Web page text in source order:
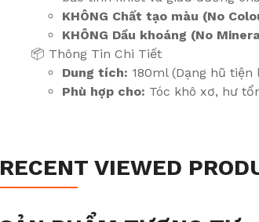
KHÔNG Chất tạo màu (No
KHÔNG Dầu khoáng (No
📦 Thông Tin Chi Tiết
Dung tích: 180ml (Dạng hũ
Phù hợp cho: Tóc khô xơ, hư
RECENT VIEWED